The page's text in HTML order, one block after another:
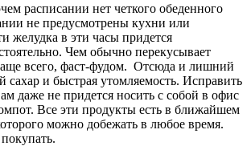
расписании нет четкого обеденного
не предусмотрены кухни или
желудка в эти часы придется
Чем обычно перекусывает
всего, фаст-фудом. Отсюда и лишний
и быстрая утомляемость. Исправить
даже не придется носить с собой в офис
Все эти продукты есть в ближайшем
можно добежать в любое время.